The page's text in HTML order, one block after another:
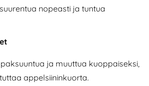
nopeasti ja tuntua
ja muuttua kuoppaiseksi,
appelsiininkuorta.